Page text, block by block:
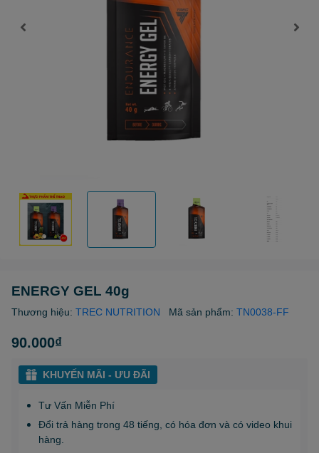
ENERGY GEL 40g
Thương hiệu: TREC NUTRITION Mã sản phẩm: TN0038-FF
90.000₫
KHUYẾN MÃI - ƯU ĐÃI
Tư Vấn Miễn Phí
Đổi trả hàng trong 48 tiếng, có hóa đơn và có video khui
hàng.